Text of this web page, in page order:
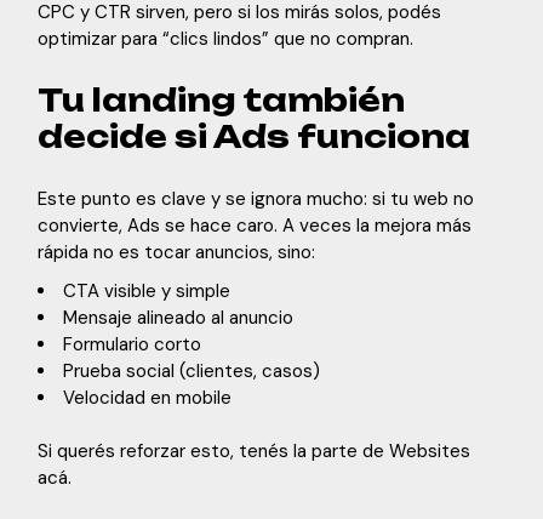
CPC y CTR sirven, pero si los mirás solos, podés
optimizar para “clics lindos” que no compran.
Tu landing también
decide si Ads funciona
Este punto es clave y se ignora mucho: si tu web no
convierte, Ads se hace caro. A veces la mejora más
rápida no es tocar anuncios, sino:
CTA visible y simple
Mensaje alineado al anuncio
Formulario corto
Prueba social (clientes, casos)
Velocidad en mobile
Si querés reforzar esto, tenés la parte deWebsites
acá.